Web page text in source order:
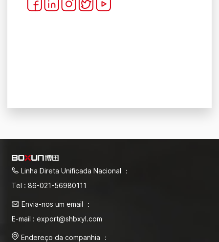
Linha Direta Unificada Nacional ：
Tel : 86-021-56980111
Envia-nos um email ：
E-mail : export@shbxyl.com
Endereço da companhia ：